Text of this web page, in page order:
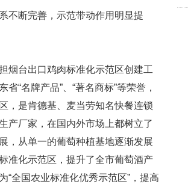
不断完善，示范带动作用明显提
烟台出口鸡肉标准化示范区创建工
“名牌产品”、“著名商标”等荣誉，
，是肯德基、麦当劳知名快餐连锁
产厂家，在国内外市场上都树立了
，从单一的葡萄种植基地逐渐发展
准化示范区，提升了全市葡萄酒产
“全国农业标准化优秀示范区”，提高